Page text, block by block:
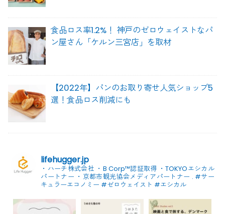
食品ロス率1.2%！ 神戸のゼロウェイストなパ
ン屋さん「ケルン三宮店」を取材
【2022年】パンのお取り寄せ人気ショップ5
選！食品ロス削減にも
lifehugger.jp
・ハーチ株式会社 ・B Corp™認証取得 ・TOKYOエシカル
パートナー ・京都市観光協会メディアパートナー . #サー
キュラーエコノミー #ゼロウェイスト #エシカル